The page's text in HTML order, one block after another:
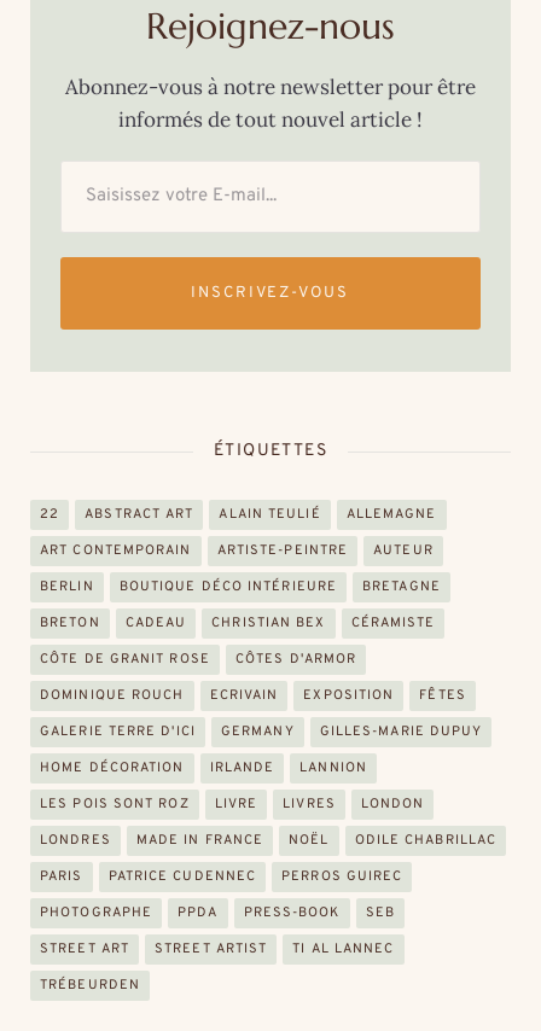
Rejoignez-nous
Abonnez-vous à notre newsletter pour être
informés de tout nouvel article !
INSCRIVEZ-VOUS
ÉTIQUETTES
22 ABSTRACT ART ALAIN TEULIÉ ALLEMAGNE
ART CONTEMPORAIN ARTISTE-PEINTRE AUTEUR
BERLIN BOUTIQUE DÉCO INTÉRIEURE BRETAGNE
BRETON CADEAU CHRISTIAN BEX CÉRAMISTE
CÔTE DE GRANIT ROSE CÔTES D'ARMOR
DOMINIQUE ROUCH ECRIVAIN EXPOSITION FÊTES
GALERIE TERRE D'ICI GERMANY GILLES-MARIE DUPUY
HOME DÉCORATION IRLANDE LANNION
LES POIS SONT ROZ LIVRE LIVRES LONDON
LONDRES MADE IN FRANCE NOËL ODILE CHABRILLAC
PARIS PATRICE CUDENNEC PERROS GUIREC
PHOTOGRAPHE PPDA PRESS-BOOK SEB
STREET ART STREET ARTIST TI AL LANNEC
TRÉBEURDEN